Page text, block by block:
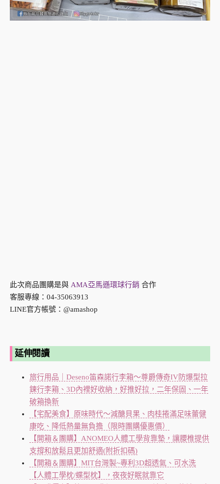
此次商品團購是與 AMA亞馬遜環球行銷 合作
客服專線：04-35063913
LINE官方帳號：@amashop
延伸閱讀
旅行用品｜Deseno笛森諾行李箱～尊爵傳奇IV防爆型拉
鍊行李箱、3D內裡好收納，好推好拉，二年保固、一年
破箱換新
【宅配美食】原味時代～減醣貝果、肉桂捲滿足味蕾健
康吃、降低熱量無負擔（限時團購優惠價）
【開箱＆團購】ANOMEO人體工學背靠墊，讓腰椎提供
支撐和放鬆且更加舒適(附折扣碼)
【開箱＆團購】MIT台灣製~專利3D超透氣、可水洗
【人體工學枕/蝶型枕】，夜夜好眠就靠它